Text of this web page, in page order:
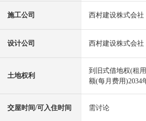
施工公司 西村建设株式会社
设计公司 西村建设株式会社
土地权利
到旧式借地权(租
额(每月费用)2034
交屋时间/可入住时间 需讨论